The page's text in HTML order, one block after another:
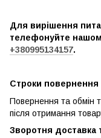
Для вирішення
телефонуйте
+380995134157.
Строки повернення
Повернення та обмін
після отримання
Зворотня доставка